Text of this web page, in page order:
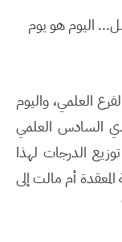
اليوم هو يوم
العلمي، واليوم
السادس العلمي
الدرجات لهذا
أم مالت إلى